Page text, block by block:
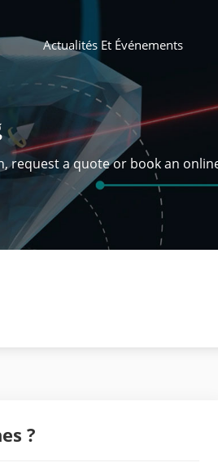
Actualités Et Événements
request a quote or book an
?